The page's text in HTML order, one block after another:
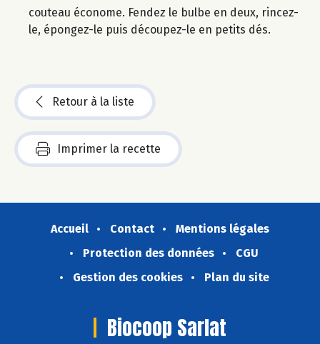
couteau économe. Fendez le bulbe en deux, rincez-
le, épongez-le puis découpez-le en petits dés.
Retour à la liste
Imprimer la recette
Accueil Contact
Mentions légales
Protection des données
CGU
Gestion des cookies
Plan du site
Biocoop Sarlat